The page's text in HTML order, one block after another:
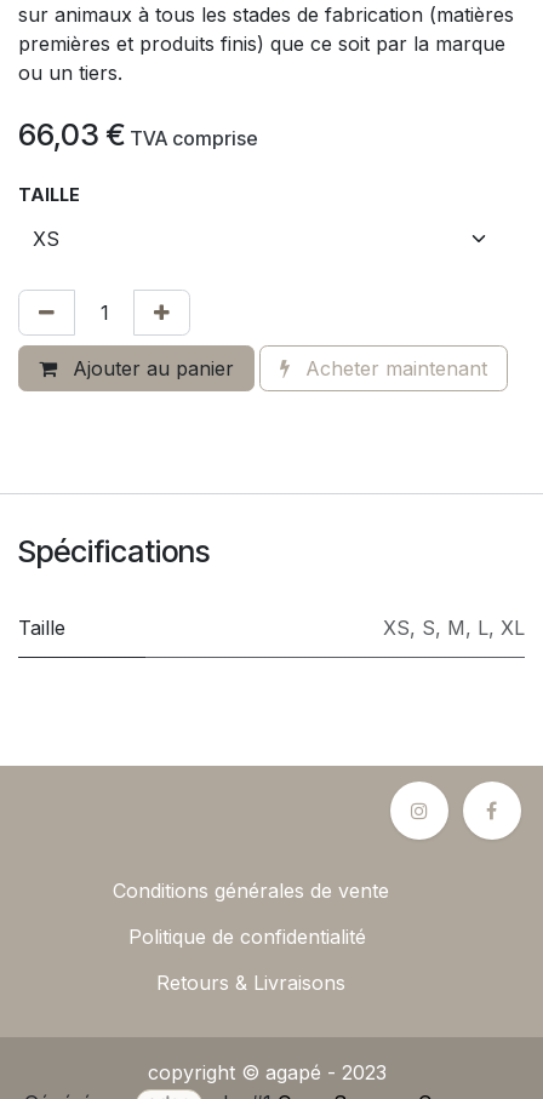
sur animaux à tous les stades de fabrication (matières
premières et produits finis) que ce soit par la marque
ou un tiers.
66,03 € TVA comprise
TAILLE
Ajouter au panier Acheter maintenant
Spécifications
Taille XS, S, M, L, XL
Conditions générales de vente
Politique de confidentialité
Retours & Livraisons
copyright © agapé - 2023